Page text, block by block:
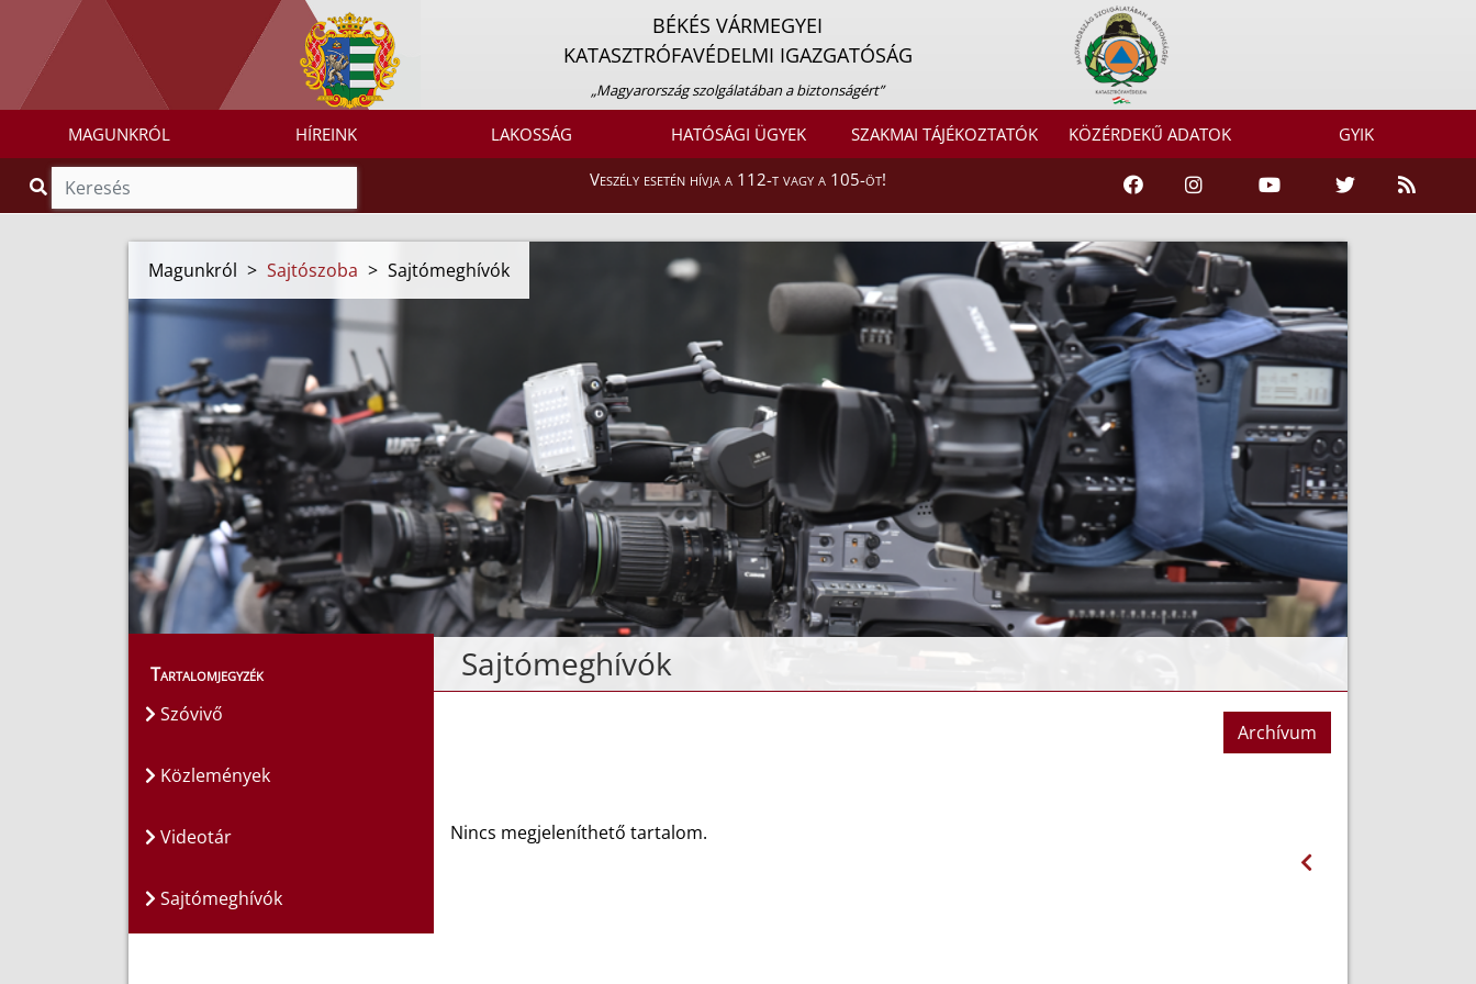
BÉKÉS VÁRMEGYEI
KATASZTRÓFAVÉDELMI IGAZGATÓSÁG
„Magyarország szolgálatában a biztonságért”
MAGUNKRÓL HÍREINK LAKOSSÁG HATÓSÁGI ÜGYEK SZAKMAI TÁJÉKOZTATÓK KÖZÉRDEKŰ ADATOK GYIK
Veszély esetén hívja a 112-t vagy a 105-öt!
Magunkról > Sajtószoba > Sajtómeghívók
Tartalomjegyzék
Szóvivő
Közlemények
Videotár
Sajtómeghívók
Sajtómeghívók
Archívum
Nincs megjeleníthető tartalom.